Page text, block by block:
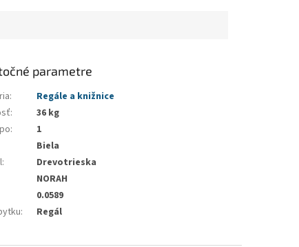
parametre
:
Regále a knižnice
:
36 kg
:
1
Biela
:
Drevotrieska
NORAH
0.0589
: Regál